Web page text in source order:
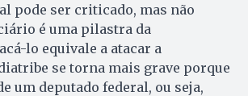
pode ser criticado, mas não
é uma pilastra da
lo equivale a atacar a
se torna mais grave porque
um deputado federal, ou seja,